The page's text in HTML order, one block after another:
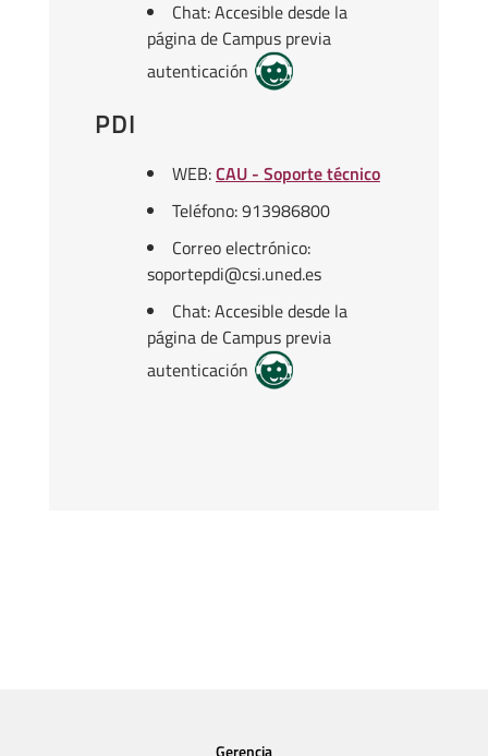
Chat: Accesible desde la
página de Campus previa
autenticación
PDI
WEB:CAU - Soporte técnico
Teléfono: 913986800
Correo electrónico:
soportepdi@csi.uned.es
Chat: Accesible desde la
página de Campus previa
autenticación